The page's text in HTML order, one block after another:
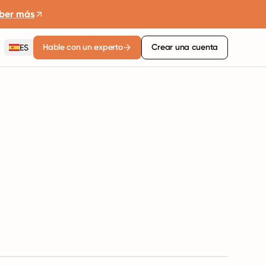
más
ES Hable con un experto Crear una cuenta